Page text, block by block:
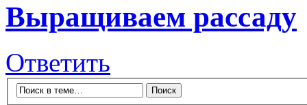
Выращиваем рассаду
Ответить